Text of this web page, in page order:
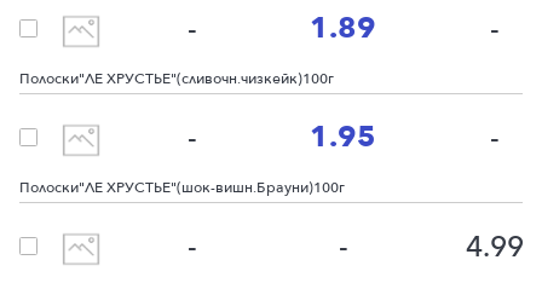
Полоски"ЛЕ ХРУСТЬЕ"(сливочн.чизкейк)100г
Полоски"ЛЕ ХРУСТЬЕ"(шок-вишн.Брауни)100г
-
-
-
1.89
1.95
-
-
-
4.99